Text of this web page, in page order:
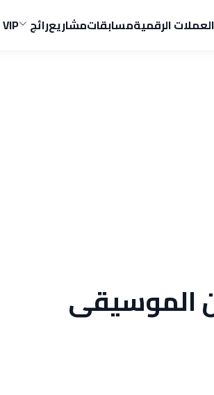
العملات الرقميةمسابقاتمشاريعرائج VIP
الموسيقى